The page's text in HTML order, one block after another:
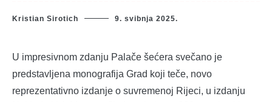
Kristian Sirotich 9. svibnja 2025.
U impresivnom zdanju Palače šećera svečano je
predstavljena monografija Grad koji teče, novo
reprezentativno izdanje o suvremenoj Rijeci, u izdanju